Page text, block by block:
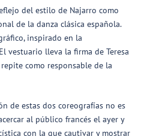
del estilo de Najarro como
de la danza clásica española.
inspirado en la
vestuario lleva la firma de Teresa
como responsable de la
de estas dos coreografías no es
al público francés el ayer y
con la que cautivar y mostrar